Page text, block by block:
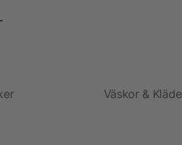
Väskor &